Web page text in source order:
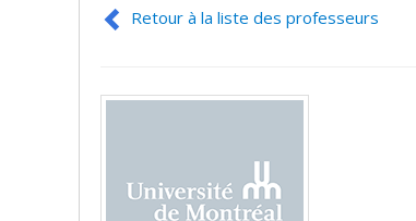
Retour à la liste des professeurs